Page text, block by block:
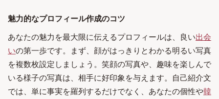
魅力的なプロフィール作成のコツ
あなたの魅力を最大限に伝えるプロフィールは、良い出会
いの第一歩です。まず、顔がはっきりとわかる明るい写真
を複数枚設定しましょう。笑顔の写真や、趣味を楽しんで
いる様子の写真は、相手に好印象を与えます。自己紹介文
では、単に事実を羅列するだけでなく、あなたの個性や韓